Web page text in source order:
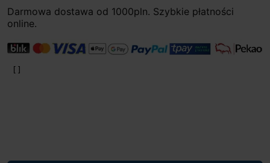
Darmowa dostawa od 1000pln. Szybkie płatności
online.